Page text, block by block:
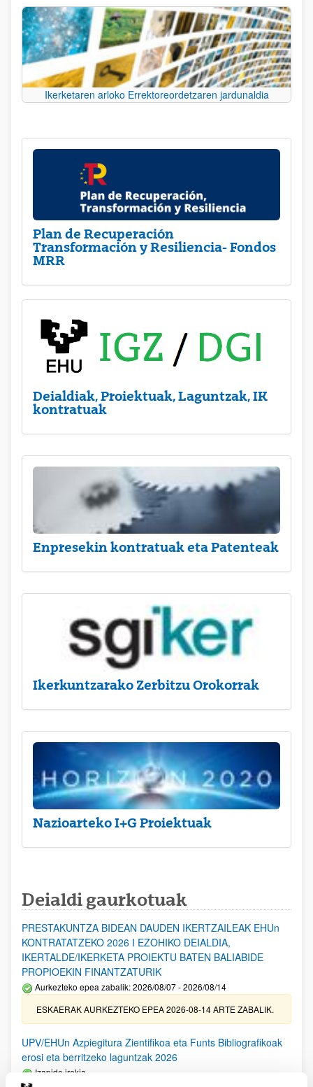
Ikerketaren arloko Errektoreordetzaren jardunaldia
Plan de Recuperación
Transformación y Resiliencia- Fondos
MRR
Deialdiak, Proiektuak, Laguntzak, IK
kontratuak
Enpresekin kontratuak eta Patenteak
Ikerkuntzarako Zerbitzu Orokorrak
Nazioarteko I+G Proiektuak
Deialdi gaurkotuak
PRESTAKUNTZA BIDEAN DAUDEN IKERTZAILEAK EHUn
KONTRATATZEKO 2026 I EZOHIKO DEIALDIA,
IKERTALDE/IKERKETA PROIEKTU BATEN BALIABIDE
PROPIOEKIN FINANTZATURIK
Aurkezteko epea zabalik: 2026/08/07 - 2026/08/14
ESKAERAK AURKEZTEKO EPEA 2026-08-14 ARTE ZABALIK.
UPV/EHUn Azpiegitura Zientifikoa eta Funts Bibliografikoak
erosi eta berritzeko laguntzak 2026
Izapide irekia